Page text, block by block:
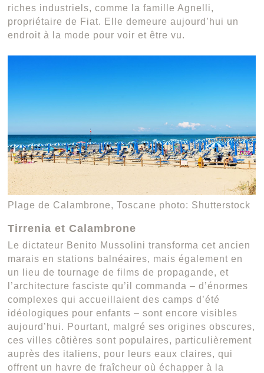
riches industriels, comme la famille Agnelli,
propriétaire de Fiat. Elle demeure aujourd’hui un
endroit à la mode pour voir et être vu.
Plage de Calambrone, Toscane photo: Shutterstock
Tirrenia et Calambrone
Le dictateur Benito Mussolini transforma cet ancien
marais en stations balnéaires, mais également en
un lieu de tournage de films de propagande, et
l’architecture fasciste qu’il commanda ­– d’énormes
complexes qui accueillaient des camps d’été
idéologiques pour enfants – sont encore visibles
aujourd’hui. Pourtant, malgré ses origines obscures,
ces villes côtières sont populaires, particulièrement
auprès des italiens, pour leurs eaux claires, qui
offrent un havre de fraîcheur où échapper à la